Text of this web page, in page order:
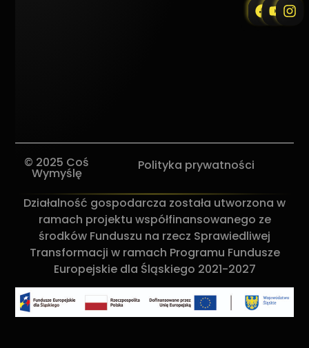
© 2025 Coś
Wymyślę
Polityka prywatności
Działalność gospodarcza została utworzona w
ramach projektu współfinansowanego ze
środków Funduszu na rzecz Sprawiedliwej
Transformacji w ramach Programu Fundusze
Europejskie dla Śląskiego 2021-2027